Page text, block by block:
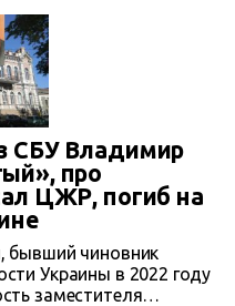
и экспредседателя
Новой
области.
1 октября
«Сокол» Новой
РФ С.Петренко
уже
СБУ Владимир
про
ЦЖР, погиб на
бывший чиновник
Украины в 2022 году
заместителя